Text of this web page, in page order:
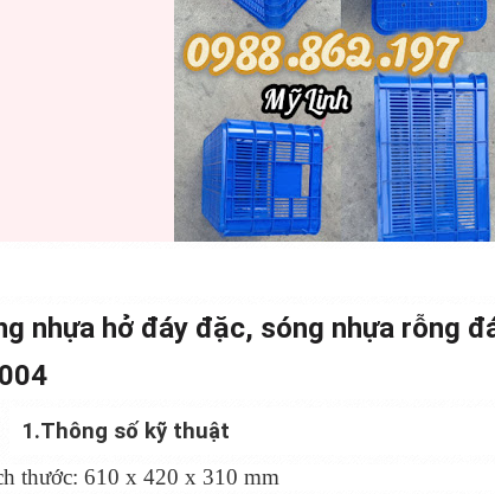
nhựa hở đáy đặc, sóng nhựa rỗng
1.Thông số kỹ thuật
thước:610 x 420 x 310 mm